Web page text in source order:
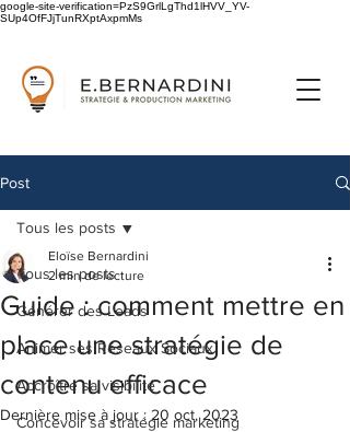
google-site-verification=PzS9GrlLgThd1lHVV_YV-
SUp4OfFJjTunRXptAxpmMs
Post
Tous les posts
Générer des Leads
Animer ses Réseaux Sociaux
Accroître sa visibilité
Concevoir sa stratégie marketing
Tous les posts
Guide : comment mettre en
place une stratégie de
contenu efficace
Eloïse Bernardini
2 min de lecture
Dernière mise à jour : 20 oct. 2023